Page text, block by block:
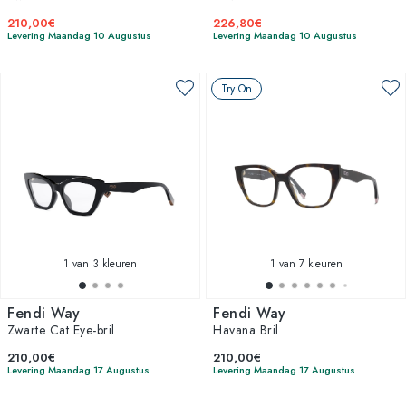
210,00€
Levering Maandag 10 Augustus
226,80€
Levering Maandag 10 Augustus
1 van 3 kleuren
Fendi Way
Zwarte Cat Eye-bril
210,00€
Levering Maandag 17 Augustus
Try On
1 van 7 kleuren
Fendi Way
Havana Bril
210,00€
Levering Maandag 17 Augustus